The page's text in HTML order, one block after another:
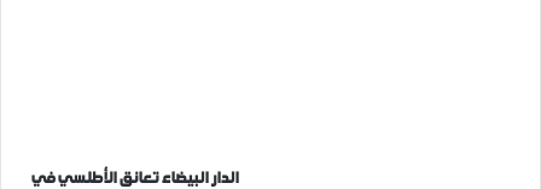
الدار البيضاء تعانق الأطلسي في